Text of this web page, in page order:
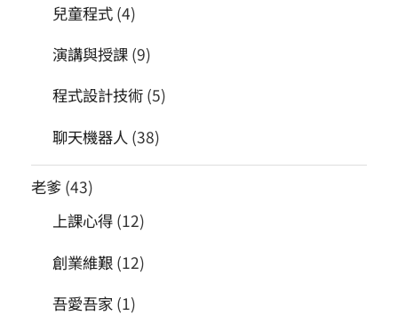
兒童程式(4)
演講與授課(9)
程式設計技術(5)
聊天機器人 (38)
老爹(43)
上課心得(12)
創業維艱(12)
吾愛吾家(1)